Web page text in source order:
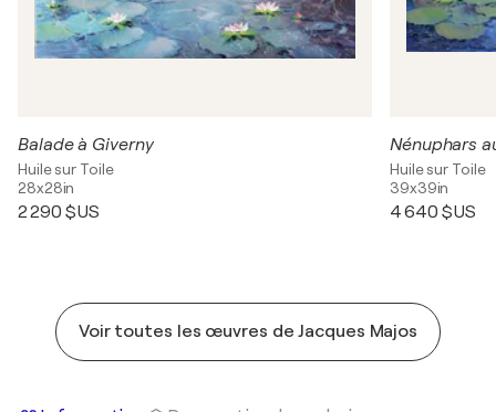
Balade à Giverny
Huile sur Toile
28x28in
2 290 $US
Nénuphars
Huile sur Toile
39x39in
4 640 $US
Voir toutes les œuvres de Jacques Majos